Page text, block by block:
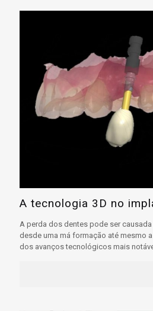
A tecnologia 3D no
A perda dos dentes pode ser
desde uma má formação até mesmo
dos avanços tecnológicos mais